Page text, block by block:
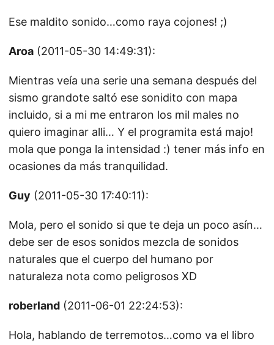
Ese maldito sonido…como raya cojones! ;)
Aroa (2011-05-30 14:49:31):
Mientras veía una serie una semana después del
sismo grandote saltó ese sonidito con mapa
incluido, si a mi me entraron los mil males no
quiero imaginar alli… Y el programita está majo!
mola que ponga la intensidad :) tener más info en
ocasiones da más tranquilidad.
Guy (2011-05-30 17:40:11):
Mola, pero el sonido si que te deja un poco asín…
debe ser de esos sonidos mezcla de sonidos
naturales que el cuerpo del humano por
naturaleza nota como peligrosos XD
roberland (2011-06-01 22:24:53):
Hola, hablando de terremotos…como va el libro